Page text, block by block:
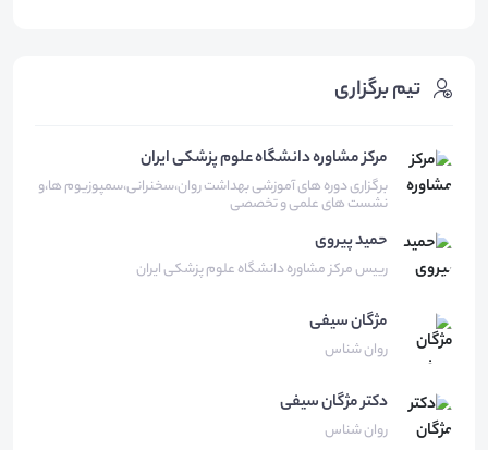
تیم برگزاری
مرکز مشاوره دانشگاه علوم پزشکی ایران
برگزاری دوره های آموزشی بهداشت روان،سخنرانی،سمپوزیوم ها،و
نشست های علمی و تخصصی
حمیدپیروی
رییس مرکز مشاوره دانشگاه علوم پزشکی ایران
مژگانسیفی
روان شناس
دکتر مژگانسیفی
روان شناس